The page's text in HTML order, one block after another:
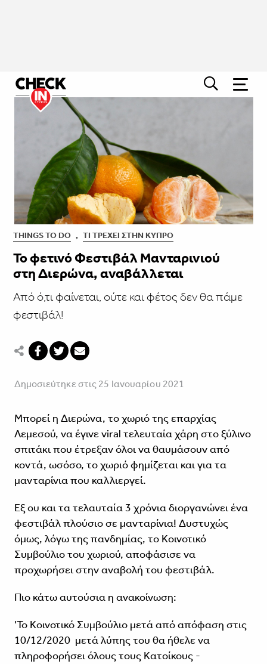
THINGS TO DO , ΤΙ ΤΡΈΧΕΙ ΣΤΗΝ ΚΎΠΡΟ
Το φετινό Φεστιβάλ Μανταρινιού
στη Διερώνα, αναβάλλεται
Από ό,τι φαίνεται, ούτε και φέτος δεν θα πάμε
φεστιβάλ!
Δημοσιεύτηκε στις 25 Ιανουαρίου 2021
Μπορεί η Διερώνα, το χωριό της επαρχίας
Λεμεσού, να έγινε viral τελευταία χάρη στο ξύλινο
σπιτάκι που έτρεξαν όλοι να θαυμάσουν από
κοντά, ωσόσο, το χωριό φημίζεται και για τα
μανταρίνια που καλλιεργεί.
Εξ ου και τα τελαυταία 3 χρόνια διοργανώνει ένα
φεστιβάλ πλούσιο σε μανταρίνια! Δυστυχώς
όμως, λόγω της πανδημίας, το Κοινοτικό
Συμβούλιο του χωριού, αποφάσισε να
προχωρήσει στην αναβολή του φεστιβάλ.
Πιο κάτω αυτούσια η ανακοίνωση:
'Το Κοινοτικό Συμβούλιο μετά από απόφαση στις
10/12/2020 μετά λύπης του θα ήθελε να
πληροφορήσει όλους τους Κατοίκους -